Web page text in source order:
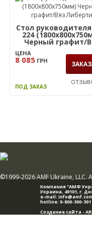
Стол руководителя
224
Черный графит/
Либерти
ЦЕНА
8 085 ГРН
ПОД ЗАКАЗ
Компания "АМФ
Украина, 49101, г.
e-mail:
hotline: 0-800-300-301
Создание сайта -
©1999-2026 AMF Ukraine, LLC.